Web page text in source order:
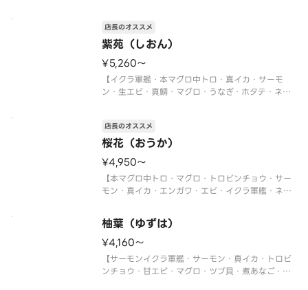
紫苑（しおん）
店長のオススメ
¥5,260〜
【イクラ軍艦・本マグロ中トロ・真イカ・サーモ
ン・生エビ・真鯛・マグロ・うなぎ・ホタテ・ネギ
※写真は5人前です。
桜花（おうか）
店長のオススメ
¥4,950〜
【本マグロ中トロ・マグロ・トロビンチョウ・サー
モン・真イカ・エンガワ・エビ・イクラ軍艦・ネギ
〈本マグロ中トロ使用〉
※写真は5人前です。
柚葉（ゆずは）
¥4,160〜
【サーモンイクラ軍艦・サーモン・真イカ・トロビ
ンチョウ・甘エビ・マグロ・ツブ貝・煮あなご・ネ